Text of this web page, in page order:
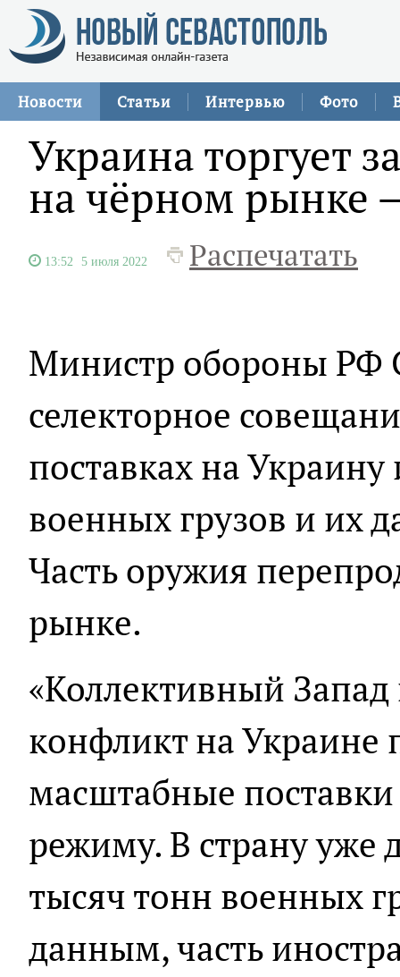
Новости Статьи Интервью Фото
Украина торгует
на чёрном рынке
13:52 5 июля 2022 Распечатать
Министр обороны РФ
селекторное
поставках на
военных грузов и их
Часть оружия
рынке.
«Коллективный Запад
конфликт на Украине
масштабные
режиму. В страну уже
тысяч тонн военных
данным, часть